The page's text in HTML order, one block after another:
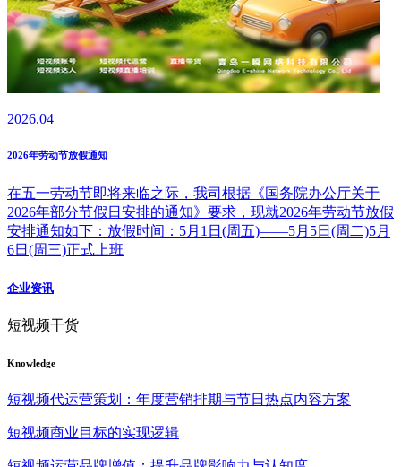
2026.04
2026年劳动节放假通知
在五一劳动节即将来临之际，我司根据《国务院办公厅关于
2026年部分节假日安排的通知》要求，现就2026年劳动节放假
安排通知如下：放假时间：5月1日(周五)——5月5日(周二)5月
6日(周三)正式上班
企业资讯
短视频干货
Knowledge
短视频代运营策划：年度营销排期与节日热点内容方案
短视频商业目标的实现逻辑